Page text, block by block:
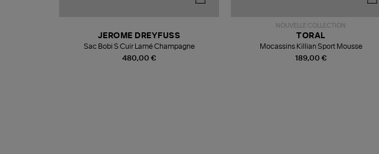
480,00 €
JEROME DREYFUSS
Sac Bobi S Cuir Lamé Champagne
NOUVELLE COLLECTION
189,00 €
TORAL
Mocassins Killian Sport Mousse